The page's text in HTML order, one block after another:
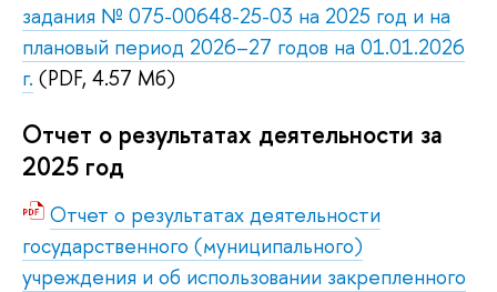
задания № 075-00648-25-03 на 2025 год и на
плановый период 2026–27 годов на 01.01.2026
г. (PDF, 4.57 Мб)
Отчет о результатах деятельности за
2025 год
Отчет о результатах деятельности
государственного (муниципального)
учреждения и об использовании закрепленного